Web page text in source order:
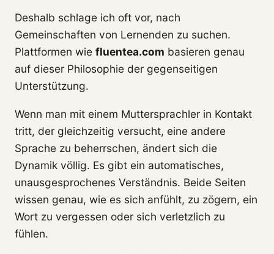
Deshalb schlage ich oft vor, nach
Gemeinschaften von Lernenden zu suchen.
Plattformen wie fluentea.com basieren genau
auf dieser Philosophie der gegenseitigen
Unterstützung.
Wenn man mit einem Muttersprachler in Kontakt
tritt, der gleichzeitig versucht, eine andere
Sprache zu beherrschen, ändert sich die
Dynamik völlig. Es gibt ein automatisches,
unausgesprochenes Verständnis. Beide Seiten
wissen genau, wie es sich anfühlt, zu zögern, ein
Wort zu vergessen oder sich verletzlich zu
fühlen.